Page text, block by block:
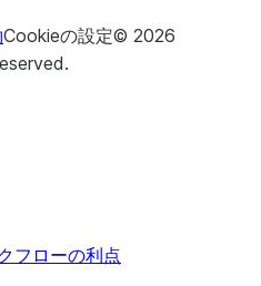
Cookieの設定© 2026
.
フローの利点